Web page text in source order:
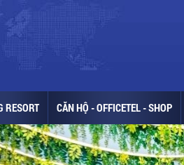
RESORT CĂN HỘ - OFFICETEL - SHOP